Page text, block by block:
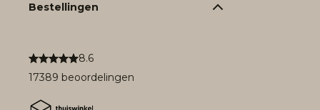
8.6
17389 beoordelingen
Bestellingen